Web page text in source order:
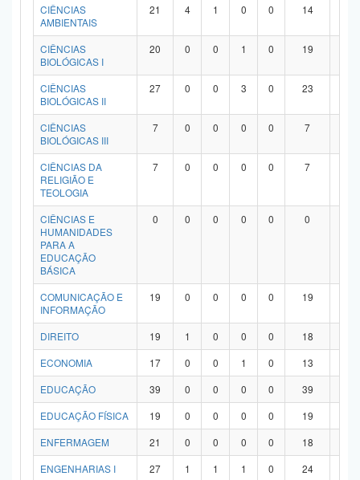
CIÊNCIAS
AMBIENTAIS
21 4 1 0 0 14
CIÊNCIAS
BIOLÓGICAS I
20 0 0 1 0 19
CIÊNCIAS
BIOLÓGICAS II
27 0 0 3 0 23
CIÊNCIAS
BIOLÓGICAS III
7 0 0 0 0 7
CIÊNCIAS DA
RELIGIÃO E
TEOLOGIA
7 0 0 0 0 7
CIÊNCIAS E
HUMANIDADES
PARA A
EDUCAÇÃO
BÁSICA
0 0 0 0 0 0
COMUNICAÇÃO E
INFORMAÇÃO
19 0 0 0 0 19
DIREITO 19 1 0 0 0 18
ECONOMIA
17 0 0 1 0 13
EDUCAÇÃO
39 0 0 0 0 39
EDUCAÇÃO FÍSICA
19 0 0 0 0 19
ENFERMAGEM
21 0 0 0 0 18
ENGENHARIAS I
27 1 1 1 0 24